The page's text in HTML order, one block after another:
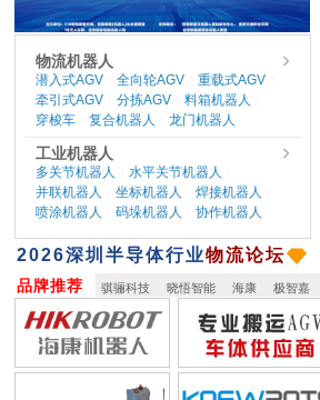
物流机器人
潜入式AGV 全向轮AGV 重载式AGV
牵引式AGV 分拣AGV 料箱机器人
穿梭车 复合机器人 龙门机器人
工业机器人
多关节机器人 水平关节机器人
并联机器人 坐标机器人 焊接机器人
喷涂机器人 码垛机器人 协作机器人
​2026深圳半导体行业物流论坛
骐骊科技 晓悟智能 海康 极智嘉
品牌推荐